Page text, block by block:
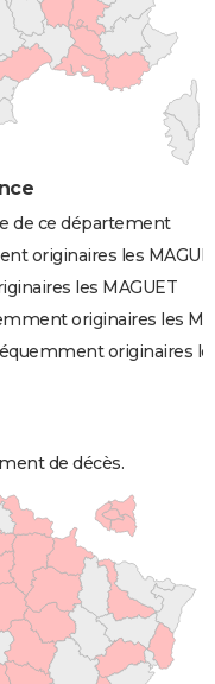
de ce département
originaires les
les MAGUET
originaires les
originaires
de décès.